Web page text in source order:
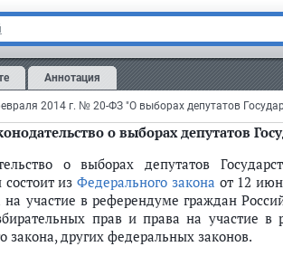
Думы Федерального Собрания Российской
Думы
Государственной Думы
Аннотация
Думы Федерального
гражданами Российской Федерации
Участие гражданина
Никто не вправе принуждать
его свободному
о выборах депутатов
о выборах депутатов
изФедерального закона от 12
на участие в референдуме граждан
прав и права на участие
закона, других федеральных законов.